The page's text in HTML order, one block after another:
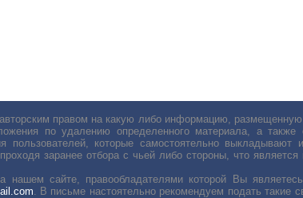
правом на какую либо информацию, размещенную
по удалению определенного материала, а также
которые самостоятельно выкладывают
заранее отбора с чьей либо стороны, что является
сайте, правообладателями которой Вы
. В письме настоятельно рекомендуем подать такие